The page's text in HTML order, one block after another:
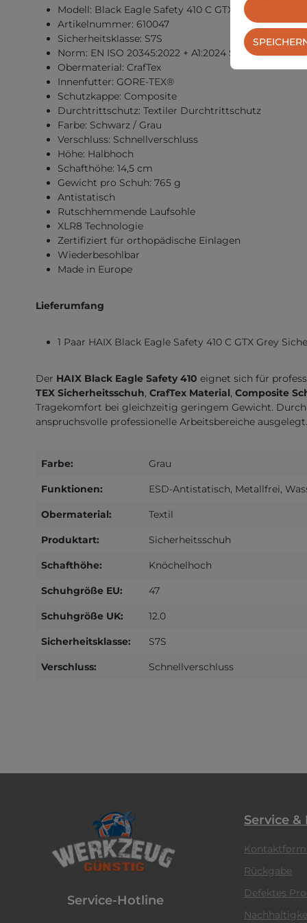
Modell: Black Eagle Safety 410 C GTX Grey
Artikelnummer: 610047
Sicherheitsklasse: S7S
Norm: EN ISO 20345:2022 + A1:2024 S7S HRO HI CI
Obermaterial: CrafTex
Innenfutter: GORE-TEX®
Schutzkappe: Composite
Durchtrittschutz: Textiler Durchtrittschutz
Farbe: Schwarz / Grau
Verschluss: Schnellverschluss
Höhe: Halbhoch
Schafthöhe: 14,5 cm
Gewicht pro Schuh: 765 g
Antistatisch
Rutschhemmende Laufsohle
XLR8 Technologie
Zertifiziert für orthopädische Einlagen
Wiederbesohlbar
Made in Europe
Lieferumfang
1 Paar HAIX Black Eagle Safety 410 C GTX Grey
Der HAIX Black Eagle Safety 410 eignet sich für
TEX Sicherheitsschuh, CrafTex Material, Composite
Tragekomfort bei gleichzeitig geringem Gewicht.
anspruchsvolle professionelle Arbeitsbereiche ausgelegt.
Farbe: Grau
Funktionen: ESD-Antistatisch, Metallfrei,
Obermaterial: Textil
Produktart: Sicherheitsschuh
Schafthöhe: Knöchelhoch
Schuhgröße EU: 47
Schuhgröße UK: 12.0
Sicherheitsklasse: S7S
Verschluss: Schnellverschluss
Service-Hotline
Service &
Rückgabe
Defektes